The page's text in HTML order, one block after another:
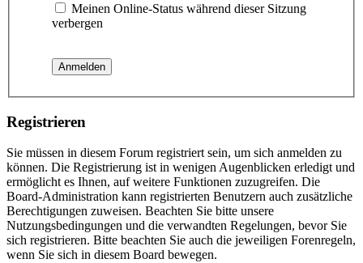
Meinen Online-Status während dieser Sitzung
verbergen
Registrieren
Sie müssen in diesem Forum registriert sein, um sich anmelden zu
können. Die Registrierung ist in wenigen Augenblicken erledigt und
ermöglicht es Ihnen, auf weitere Funktionen zuzugreifen. Die
Board-Administration kann registrierten Benutzern auch zusätzliche
Berechtigungen zuweisen. Beachten Sie bitte unsere
Nutzungsbedingungen und die verwandten Regelungen, bevor Sie
sich registrieren. Bitte beachten Sie auch die jeweiligen Forenregeln,
wenn Sie sich in diesem Board bewegen.